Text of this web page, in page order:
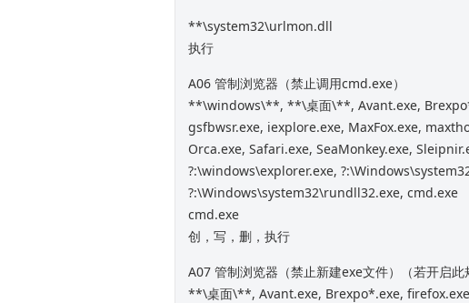
**\system32\urlmon.dll
执行
A06 管制浏览器（禁止调用cmd.exe）
**\windows\**, **\桌面\**, Avant.exe,
gsfbwsr.exe, iexplore.exe, MaxFox.exe,
Orca.exe, Safari.exe, SeaMonkey.exe,
?:\windows\explorer.exe,
?:\Windows\system32\rundll32.exe, cmd.exe
cmd.exe
创，写，删，执行
A07 管制浏览器（禁止新建exe文件）（若开启此
**\桌面\**, Avant.exe, Brexpo*.exe,